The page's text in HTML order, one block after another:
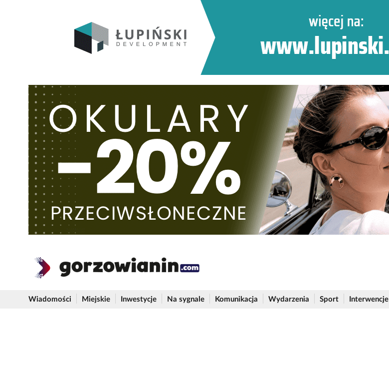
Wiadomości Miejskie Inwestycje Na sygnale Komunikacja Wydarzenia Sport Interwencje